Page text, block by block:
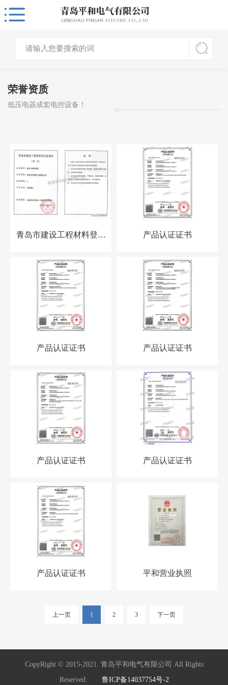
荣誉资质
低压电器成套电控设备！
青岛市建设工程材料登记
产品认证证书
产品认证证书 产品认证证书
产品认证证书 产品认证证书
产品认证证书 平和营业执照
上一页 1 2 3 下一页
CopyRight © 2015-2021. 青岛平和电气有限公司 All Rights
Reserved. 鲁ICP备14037754号-2